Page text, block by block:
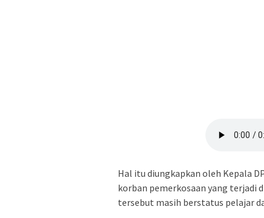
Hal itu diungkapkan oleh Kepala
korban pemerkosaan yang terjadi
tersebut masih berstatus pelajar